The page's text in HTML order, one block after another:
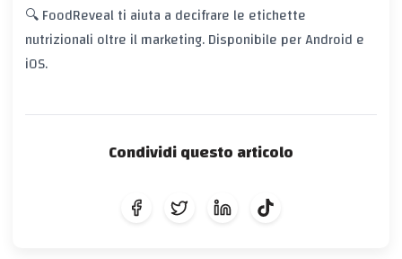
🔍 FoodReveal ti aiuta a decifrare le etichette
nutrizionali oltre il marketing. Disponibile per Android e
iOS.
Condividi questo articolo